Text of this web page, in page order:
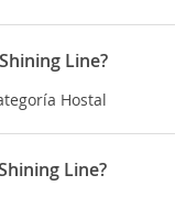
Line?
Hostal
Line?